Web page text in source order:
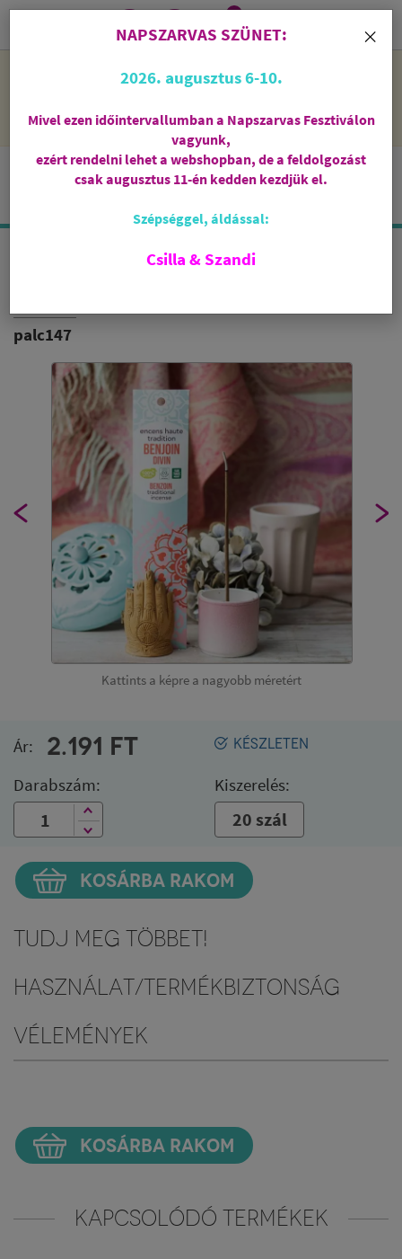
NAPSZARVAS SZÜNET: 2026. augusztus 6-10 - rendelni lehet
feldolgozni őket.
i
0
BENZOÉ - LÉLEKBALZSAM
palc147
Kattints a képre a nagyobb méretért
KÉSZLETEN
Ár: 2.191 FT
Darabszám: Kiszerelés:
20 szál
KOSÁRBA RAKOM
Tudj meg többet!
Használat/Termékbiztonság
Vélemények
KOSÁRBA RAKOM
KAPCSOLÓDÓ TERMÉKEK
×
NAPSZARVAS SZÜNET:
2026. augusztus 6-10.
Mivel ezen időintervallumban a Napszarvas Fesztiválon
vagyunk,
ezért rendelni lehet a webshopban, de a feldolgozást
csak augusztus 11-én kedden kezdjük el.
Szépséggel, áldással:
Csilla & Szandi